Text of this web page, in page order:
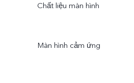
Chất liệu màn hình
Màn hình cảm ứng